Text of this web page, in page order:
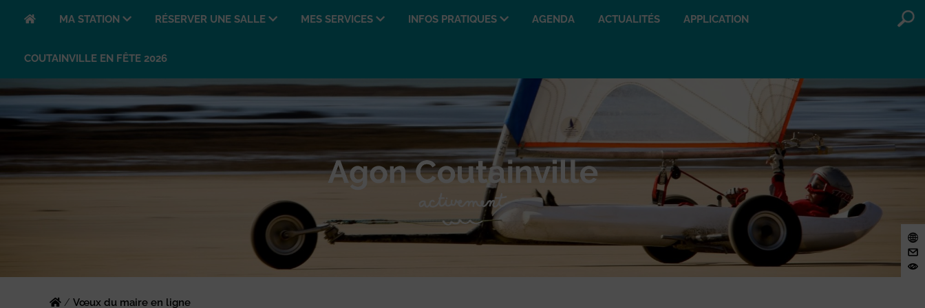
MA STATION RÉSERVER UNE SALLE MES SERVICES INFOS PRATIQUES AGENDA ACTUALITÉS APPLICATION
COUTAINVILLE EN FÊTE 2026
/ Vœux du maire en ligne